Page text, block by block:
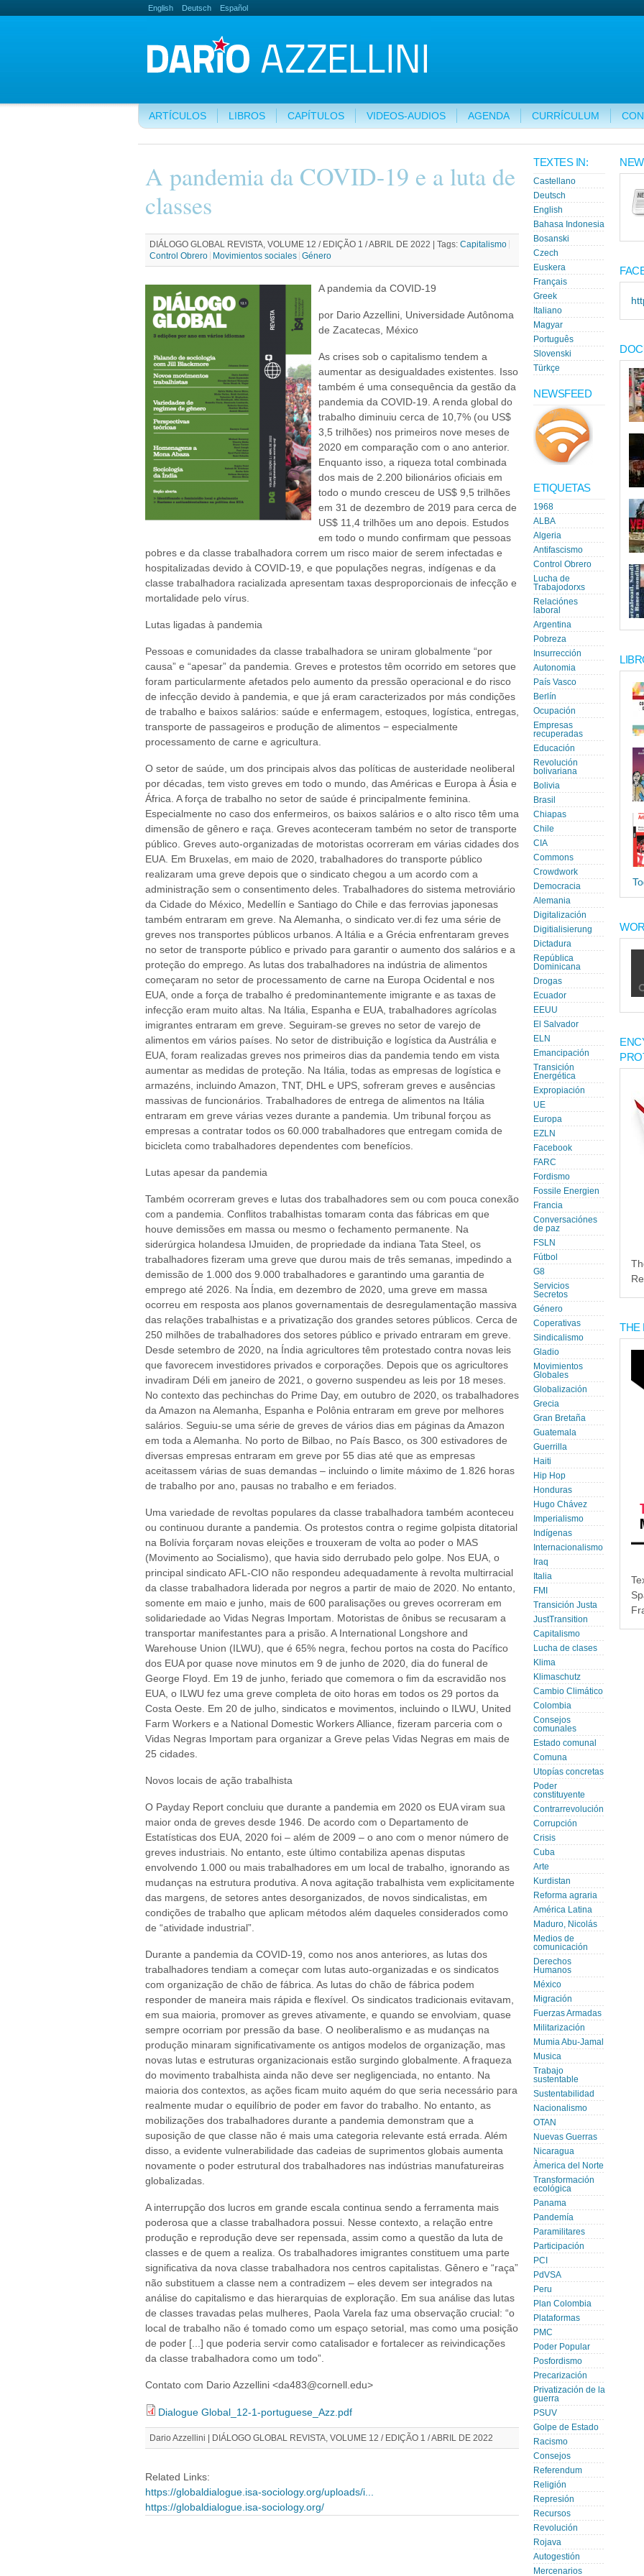
English Deutsch Español
ARTÍCULOS LIBROS CAPÍTULOS VIDEOS-AUDIOS AGENDA CURRÍCULUM
A pandemia da COVID-19 e a luta de
classes
DIÁLOGO GLOBAL REVISTA, VOLUME 12 / EDIÇÃO 1 / ABRIL DE 2022 | Tags: Capitalismo
Control Obrero
Movimientos sociales Género
A pandemia da COVID-19
por Dario Azzellini, Universidade Autônoma
de Zacatecas, México
As crises sob o capitalismo tendem a
aumentar as desigualdades existentes. Isso
também é uma consequência da gestão da
pandemia da COVID-19. A renda global do
trabalho diminuiu cerca de 10,7% (ou US$
3,5 trilhões) nos primeiros nove meses de
2020 em comparação com o ano anterior.
Enquanto isso, a riqueza total combinada
dos mais de 2.200 bilionários oficiais em
todo o mundo cresceu de US$ 9,5 trilhões
em 31 de dezembro de 2019 para cerca de
US$ 11,4 trilhões um ano depois. Estudos
em todo o mundo confirmam que pessoas
pobres e da classe trabalhadora correm um risco maior de serem infectadas e
hospitalizadas devido à COVID-19, e que populações negras, indígenas e da
classe trabalhadora racializada apresentam taxas desproporcionais de infecção e
mortalidade pelo vírus.
Lutas ligadas à pandemia
Pessoas e comunidades da classe trabalhadora se uniram globalmente “por
causa” e “apesar” da pandemia. Greves e protestos têm ocorrido em setores que
foram particularmente afetados pelo aumento da pressão operacional e do risco
de infecção devido à pandemia, e que já eram caracterizados por más condições
de trabalho e baixos salários: saúde e enfermagem, estoques, logística, entregas,
transporte de passageiros e produção de alimentos − especialmente
processamento de carne e agricultura.
O setor de saúde, um dos principais alvos das políticas de austeridade neoliberal
por décadas, tem visto greves em todo o mundo, das Américas e Europa à Ásia e
África. A força de trabalho no setor de saúde é principalmente feminina.
Especialmente no caso dos enfermeiros, os baixos salários e o alto risco têm uma
dimensão de gênero e raça. Greves aconteceram também no setor de transporte
público. Greves auto-organizadas de motoristas ocorreram em várias cidades dos
EUA. Em Bruxelas, em maio de 2020, trabalhadores do transporte público
realizaram uma greve depois que o sindicato chegou a um acordo com a
administração sem o consentimento deles. Trabalhadores do sistema metroviário
da Cidade do México, Medellín e Santiago do Chile e das ferrovias japonesas
também entraram em greve. Na Alemanha, o sindicato ver.di fez uma série de
greves nos transportes públicos urbanos. A Itália e a Grécia enfrentaram greves
no setor de transporte público e privado para garantir o aumento dos salários e a
proteção do emprego. As lutas dos trabalhadores na indústria de alimentos
começaram no setor de processamento de carne na Europa Ocidental e nos
EUA, onde a força de trabalho é predominantemente imigrante e as taxas de
infecção eram muito altas. Na Itália, Espanha e EUA, trabalhadores agrícolas
imigrantes entraram em greve. Seguiram-se greves no setor de varejo de
alimentos em vários países. No setor de distribuição e logística da Austrália e
EUA, foram realizadas greves nos primeiros dias da pandemia tendo em vista
aumentar as medidas de proteção. Na Itália, todas as empresas de logística e
armazéns, incluindo Amazon, TNT, DHL e UPS, sofreram greves e ausências
massivas de funcionários. Trabalhadores de entrega de alimentos na Itália
entraram em greve várias vezes durante a pandemia. Um tribunal forçou as
empresas a contratar todos os 60.000 trabalhadores que entregam comida de
bicicleta como trabalhadores dependentes com benefícios.
Lutas apesar da pandemia
Também ocorreram greves e lutas dos trabalhadores sem ou com pouca conexão
com a pandemia. Conflitos trabalhistas tomaram conta das fábricas em que
houve demissões em massa ou mesmo o fechamento permanente. Na
siderúrgica holandesa IJmuiden, de propriedade da indiana Tata Steel, os
trabalhadores fizeram uma greve que durou mais de três semanas, impedindo a
demissão de 1.000 dos 9.000 trabalhadores e garantindo uma garantia de
emprego até 2026. Na Índia, em dezembro de 2020, uma greve em massa
ocorreu em resposta aos planos governamentais de desregulamentação massiva
das relações trabalhistas e a privatização dos grandes setores públicos. Cerca de
250 milhões de trabalhadores dos setores público e privado entraram em greve.
Desde setembro de 2020, na Índia agricultores têm protestado contra novas leis
que favorecem investidores privados e corporações. Depois que os agricultores
invadiram Déli em janeiro de 2021, o governo suspendeu as leis por 18 meses.
No contexto das pechinchas do Prime Day, em outubro de 2020, os trabalhadores
da Amazon na Alemanha, Espanha e Polônia entraram em greve por melhores
salários. Seguiu-se uma série de greves de vários dias em páginas da Amazon
em toda a Alemanha. No porto de Bilbao, no País Basco, os 300 estivadores de
diversas empresas entraram em greve por 55 dias até que as empresas
aceitassem várias de suas demandas – incluindo o limite máximo de 1.826 horas
de trabalho por ano, pausas no trabalho e em feriados.
Uma variedade de revoltas populares da classe trabalhadora também aconteceu
ou continuou durante a pandemia. Os protestos contra o regime golpista ditatorial
na Bolívia forçaram novas eleições e trouxeram de volta ao poder o MAS
(Movimento ao Socialismo), que havia sido derrubado pelo golpe. Nos EUA, o
principal sindicato AFL-CIO não respondeu adequadamente à revolta multirracial
da classe trabalhadora liderada por negros a partir de maio de 2020. No entanto,
somente em maio e junho, mais de 600 paralisações ou greves ocorreram em
solidariedade ao Vidas Negras Importam. Motoristas de ônibus se recusaram a
transportar manifestantes para a prisão. A International Longshore and
Warehouse Union (ILWU), que é 65% negra, fechou portos na costa do Pacífico
dos EUA por quase nove minutos em 9 de junho de 2020, dia do funeral de
George Floyd. Em 19 de junho, feriado que comemora o fim da escravidão nos
EUA, o ILWU fez uma greve completa de oito horas em todos os 29 portos da
Costa Oeste. Em 20 de julho, sindicatos e movimentos, incluindo o ILWU, United
Farm Workers e a National Domestic Workers Alliance, fizeram parceria com o
Vidas Negras Importam para organizar a Greve pelas Vidas Negras em mais de
25 cidades.
Novos locais de ação trabalhista
O Payday Report concluiu que durante a pandemia em 2020 os EUA viram sua
maior onda de greves desde 1946. De acordo com o Departamento de
Estatísticas dos EUA, 2020 foi – além de 2009 – o ano com o menor número de
greves industriais. No entanto, este último contabiliza apenas disputas
envolvendo 1.000 ou mais trabalhadores em um local de trabalho, ignorando as
mudanças na estrutura produtiva. A nova agitação trabalhista vem explicitamente
das margens, de setores antes desorganizados, de novos sindicalistas, em
condições de trabalho que aplicam métodos além daqueles considerados como
de “atividade industrial”.
Durante a pandemia da COVID-19, como nos anos anteriores, as lutas dos
trabalhadores tendiam a começar com lutas auto-organizadas e os sindicatos
com organização de chão de fábrica. As lutas do chão de fábrica podem
responder de maneira mais rápida e flexível. Os sindicatos tradicionais evitavam,
em sua maioria, promover as greves ativamente, e quando se envolviam, quase
sempre ocorriam por pressão da base. O neoliberalismo e as mudanças na
produção minaram significativamente os antigos modelos de organização, mas
novas lutas e estruturas organizacionais estão surgindo globalmente. A fraqueza
do movimento trabalhista ainda não deve ser negligenciada, no entanto. Na
maioria dos contextos, as ações ficam muito aquém do que seria necessário para
realmente mudar o equilíbrio de poder em favor do trabalho. No entanto, as
mobilizações dos trabalhadores durante a pandemia demonstram que a
suposição de que classe não é mais uma categoria relevante está errada. Além
disso, a evidente vulnerabilidade das cadeias de suprimentos globais aumenta
novamente o poder estrutural dos trabalhadores nas indústrias manufatureiras
globalizadas.
A interrupção dos lucros em grande escala continua sendo a ferramenta mais
poderosa que a classe trabalhadora possui. Nesse contexto, a relação entre
produção e reprodução deve ser repensada, assim como a questão da luta de
classes e de quem a realiza. Os trabalhadores imigrantes constituem uma parte
significativa da nova classe trabalhadora nos centros capitalistas. Gênero e “raça”
não substituem a classe nem a contradizem – eles devem ser integrados na
análise do capitalismo e das hierarquias de exploração. Em sua análise das lutas
de classes travadas pelas mulheres, Paola Varela faz uma observação crucial: “o
local de trabalho não é tomado como um espaço setorial, mas como uma posição
de poder [...] que poderia servir como catalisador e fortalecer as reivindicações
da classe trabalhadora como um todo”.
Contato com Dario Azzellini <da483@cornell.edu>
Dialogue Global_12-1-portuguese_Azz.pdf
Dario Azzellini | DIÁLOGO GLOBAL REVISTA, VOLUME 12 / EDIÇÃO 1 / ABRIL DE 2022
Related Links:
https://globaldialogue.isa-sociology.org/uploads/i...
https://globaldialogue.isa-sociology.org/
TEXTES IN:
Castellano
Deutsch
English
Bahasa Indonesia
Bosanski
Czech
Euskera
Français
Greek
Italiano
Magyar
Português
Slovenski
Türkçe
NEWSFEED
ETIQUETAS
1968
ALBA
Algeria
Antifascismo
Control Obrero
Lucha de
Trabajodorxs
Relaciónes
laboral
Argentina
Pobreza
Insurrección
Autonomia
País Vasco
Berlín
Ocupación
Empresas
recuperadas
Educación
Revolución
bolivariana
Bolivia
Brasil
Chiapas
Chile
CIA
Commons
Crowdwork
Democracia
Alemania
Digitalización
Digitialisierung
Dictadura
República
Dominicana
Drogas
Ecuador
EEUU
El Salvador
ELN
Emancipación
Transición
Energética
Expropiación
UE
Europa
EZLN
Facebook
FARC
Fordismo
Fossile Energien
Francia
Conversaciónes
de paz
FSLN
Fútbol
G8
Servicios
Secretos
Género
Coperativas
Sindicalismo
Gladio
Movimientos
Globales
Globalización
Grecia
Gran Bretaña
Guatemala
Guerrilla
Haiti
Hip Hop
Honduras
Hugo Chávez
Imperialismo
Indígenas
Internacionalismo
Iraq
Italia
FMI
Transición Justa
JustTransition
Capitalismo
Lucha de clases
Klima
Klimaschutz
Cambio Climático
Colombia
Consejos
comunales
Estado comunal
Comuna
Utopías concretas
Poder
constituyente
Contrarrevolución
Corrupción
Crisis
Cuba
Arte
Kurdistan
Reforma agraria
América Latina
Maduro, Nicolás
Medios de
comunicación
Derechos
Humanos
México
Migración
Fuerzas Armadas
Militarización
Mumia Abu-Jamal
Musica
Trabajo
sustentable
Sustentabilidad
Nacionalismo
OTAN
Nuevas Guerras
Nicaragua
Àmerica del Norte
Transformación
ecológica
Panama
Pandemía
Paramilitares
Participación
PCI
PdVSA
Peru
Plan Colombia
Plataformas
PMC
Poder Popular
Posfordismo
Precarización
Privatización de la
guerra
PSUV
Golpe de Estado
Racismo
Consejos
Referendum
Religión
Represión
Recursos
Revolución
Rojava
Autogestión
Mercenarios
THE